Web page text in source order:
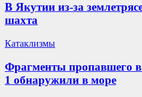
В Якутии из-за
шахта
Катаклизмы
Фрагменты пропавшего
1 обнаружили в море